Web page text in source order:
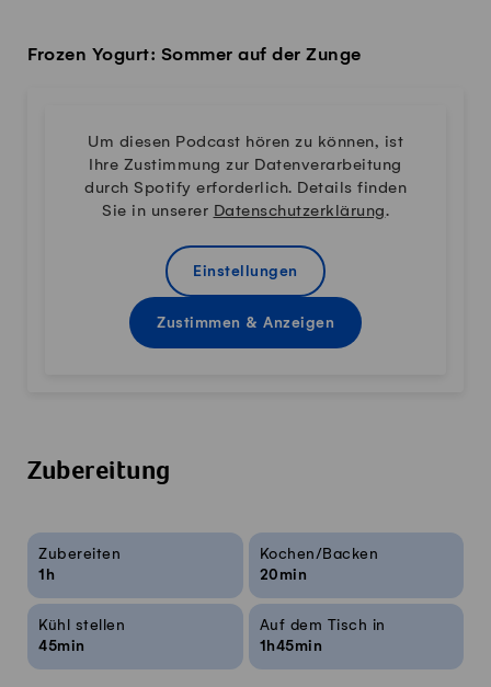
Frozen Yogurt: Sommer auf der Zunge
Um diesen Podcast hören zu können, ist
Ihre Zustimmung zur Datenverarbeitung
durch Spotify erforderlich. Details finden
Sie in unserer Datenschutzerklärung.
Einstellungen
Zustimmen & Anzeigen
Zubereitung
Rezeptinfos
Zubereiten
1h
Kochen/Backen
20min
Kühl stellen
45min
Auf dem Tisch in
1h45min